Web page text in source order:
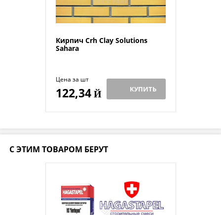
Кирпич Crh Clay Solutions
Sahara
Цена за шт
122,34Й КУПИТЬ
С ЭТИМ ТОВАРОМ БЕРУТ